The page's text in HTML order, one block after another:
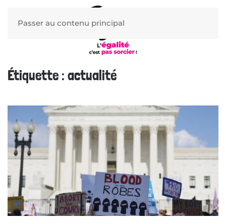
Passer au contenu principal
Étiquette : actualité